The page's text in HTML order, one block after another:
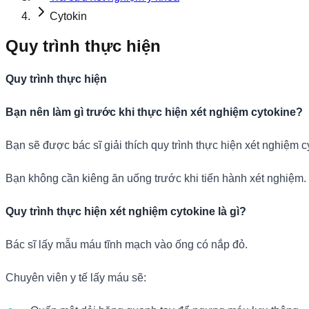
Cytokin
Quy trình thực hiện
Quy trình thực hiện
Bạn nên làm gì trước khi thực hiện xét nghiệm cytokine?
Bạn sẽ được bác sĩ giải thích quy trình thực hiện xét nghiệm
Bạn không cần kiêng ăn uống trước khi tiến hành xét nghiệm.
Quy trình thực hiện xét nghiệm cytokine là gì?
Bác sĩ lấy mẫu máu tĩnh mạch vào ống có nắp đỏ.
Chuyên viên y tế lấy máu sẽ: